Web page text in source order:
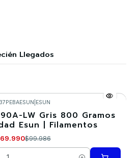
Llegados
ESUN
LW Gris 800 Gramos
Esun | Filamentos
$99.986